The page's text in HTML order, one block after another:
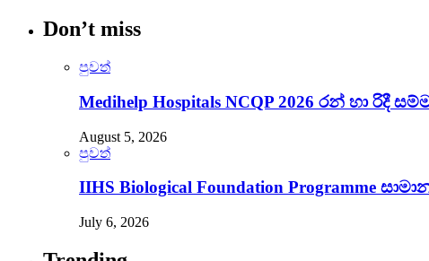
Don’t miss
පුවත්
Medihelp Hospitals NCQP 2026 රන් හා රිදී
August 5, 2026
පුවත්
IIHS Biological Foundation
July 6, 2026